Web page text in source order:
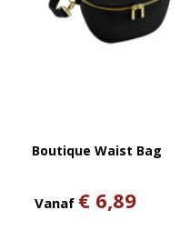
Boutique Waist Bag
Vanaf € 6,89